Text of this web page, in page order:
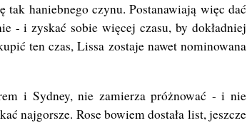
tak haniebnego czynu. Postanawiają więc dać
- i zyskać sobie więcej czasu, by dokładniej
ten czas, Lissa zostaje nawet nominowana
i Sydney, nie zamierza próżnować - i nie
najgorsze. Rose bowiem dostała list, jeszcze